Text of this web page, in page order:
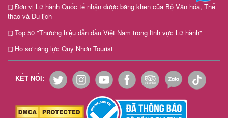
Đơn vị Lữ hành Quốc tế nhận được bằng khen của Bộ Văn hóa, Thể
thao và Du lịch
Top 50 "Thương hiệu dẫn đầu Việt Nam trong lĩnh vực Lữ hành"
Hồ sơ năng lực Quy Nhơn Tourist
KẾT NỐI: